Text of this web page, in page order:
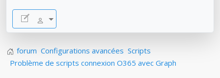
forum Configurations avancées Scripts
Problème de scripts connexion O365 avec Graph